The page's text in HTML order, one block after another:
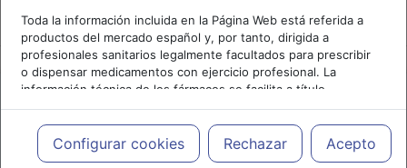
Toda la información incluida en la Página Web está referida a
productos del mercado español y, por tanto, dirigida a
profesionales sanitarios legalmente facultados para prescribir
o dispensar medicamentos con ejercicio profesional. La
información técnica de los fármacos se facilita a título
meramente informativo, siendo responsabilidad de los
profesionales facultados prescribir medicamentos y decidir, en
cada caso concreto, el tratamiento más adecuado a las
necesidades del paciente.
Configurar cookies Rechazar Acepto
Repositorio de Artículos |Congreso Virtual
Internacional de Psiquiatría, Psicología y